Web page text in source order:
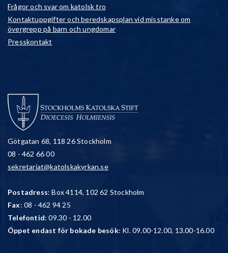
Frågor och svar om katolsk tro
Kontaktuppgifter och beredskapsplan vid misstanke om
övergrepp på barn och ungdomar
Presskontakt
Götgatan 68, 118 26 Stockholm
08 - 462 66 00
sekretariat@katolskakyrkan.se
Postadress: Box 4114, 102 62 Stockholm
Fax: 08 - 462 94 25
Telefontid: 09.30 - 12.00
Öppet endast för bokade besök: Kl. 09.00-12.00, 13.00-16.00